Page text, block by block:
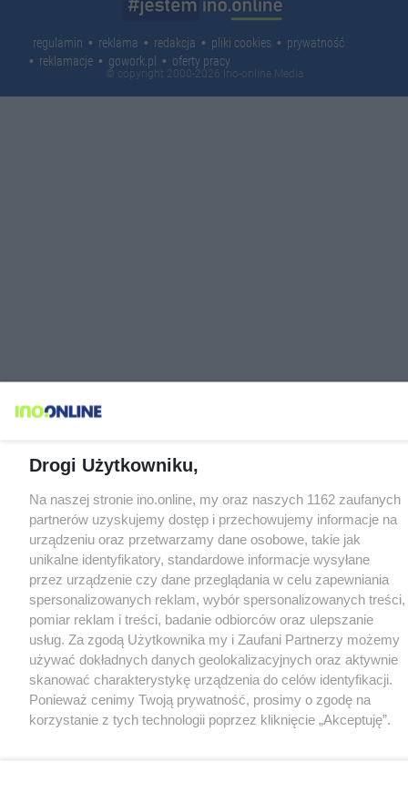
regulamin reklama redakcja pliki cookies
prywatność
reklamacje
gowork.pl oferty pracy
© copyright 2000-2026 Ino-online Media
Drogi Użytkowniku,
Na naszej stronie ino.online, my oraz naszych 1162 zaufanych
partnerów uzyskujemy dostęp i przechowujemy informacje na
urządzeniu oraz przetwarzamy dane osobowe, takie jak
unikalne identyfikatory, standardowe informacje wysyłane
przez urządzenie czy dane przeglądania w celu zapewniania
spersonalizowanych reklam, wybór spersonalizowanych treści,
pomiar reklam i treści, badanie odbiorców oraz ulepszanie
usług. Za zgodą Użytkownika my i Zaufani Partnerzy możemy
używać dokładnych danych geolokalizacyjnych oraz aktywnie
skanować charakterystykę urządzenia do celów identyfikacji.
Ponieważ cenimy Twoją prywatność, prosimy o zgodę na
korzystanie z tych technologii poprzez kliknięcie „Akceptuję”.